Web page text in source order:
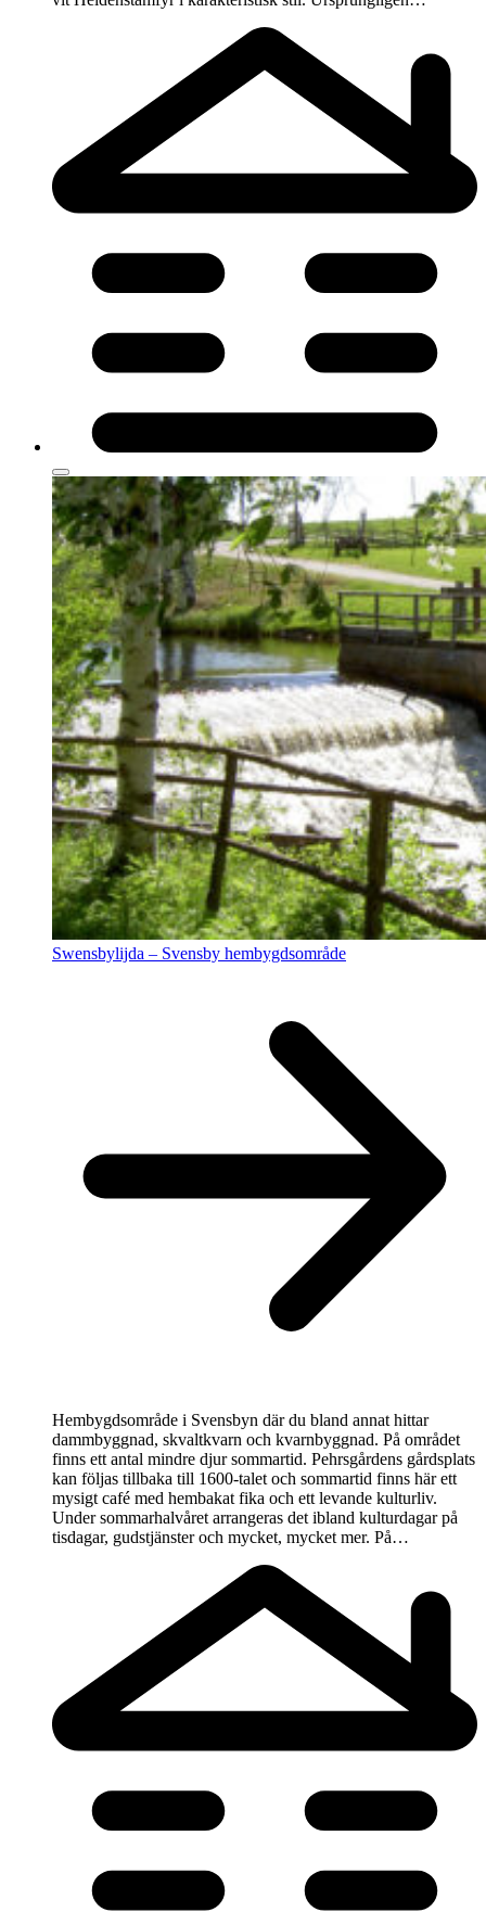
Swensbylijda – Svensby hembygdsområde
Hembygdsområde i Svensbyn där du bland annat hittar
dammbyggnad, skvaltkvarn och kvarnbyggnad. På området
finns ett antal mindre djur sommartid. Pehrsgårdens gårdsplats
kan följas tillbaka till 1600-talet och sommartid finns här ett
mysigt café med hembakat fika och ett levande kulturliv.
Under sommarhalvåret arrangeras det ibland kulturdagar på
tisdagar, gudstjänster och mycket, mycket mer. På…